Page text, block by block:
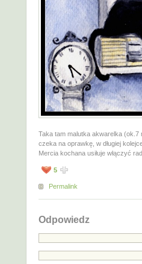
Taka tam malutka akwarelka (ok.7
czeka na oprawkę, w długiej
Mercia kochana usiłuje włączyć
5
Permalink
Odpowiedz